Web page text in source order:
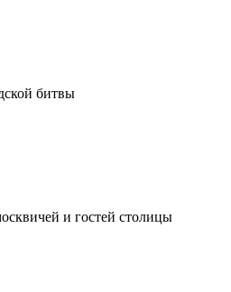
битвы
и гостей столицы